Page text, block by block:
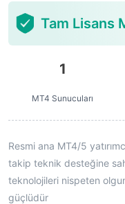
Tam Lisans
1
MT4 Sunucuları
Resmi ana MT4/5
takip teknik desteğine
teknolojileri nispeten
güçlüdür